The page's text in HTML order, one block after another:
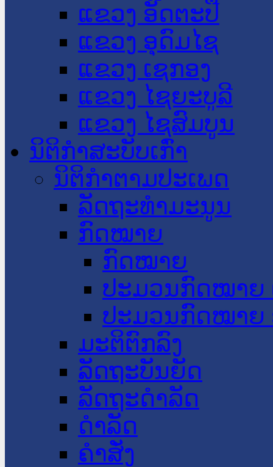
ແຂວງ ອັດຕະປື
ແຂວງ ອຸດົມໄຊ
ແຂວງ ເຊກອງ
ແຂວງ ໄຊຍະບູລີ
ແຂວງ ໄຊສົມບູນ
ນິຕິກໍາສະບັບເກົ່າ
ນິຕິກຳຕາມປະເພດ
ລັດຖະທໍາມະນູນ
ກົດໝາຍ
ກົດໝາຍ
ປະມວນກົດໝາຍ
ປະມວນກົດໝາຍ
ມະຕິຕົກລົງ
ລັດຖະບັນຍັດ
ລັດຖະດໍາລັດ
ດໍາລັດ
ຄໍາສັ່ງ